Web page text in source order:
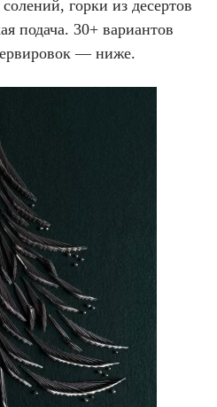
горки из десертов
подача. 30+ вариантов
— ниже.